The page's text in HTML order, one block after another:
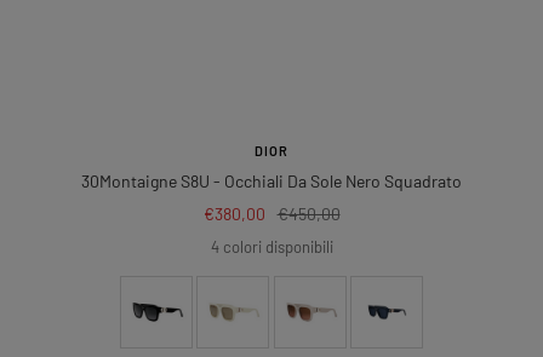
DIOR
30Montaigne S8U - Occhiali Da Sole Nero Squadrato
Prezzo
di
€380,00 Prezzo
regolare
€450,00
4 colori disponibili